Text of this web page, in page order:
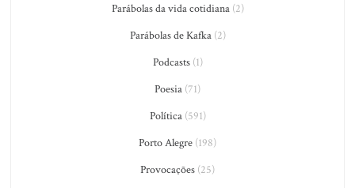
Parábolas da vida cotidiana(2)
Parábolas de Kafka(2)
Podcasts(1)
Poesia (71)
Política(591)
Porto Alegre (198)
Provocações (25)